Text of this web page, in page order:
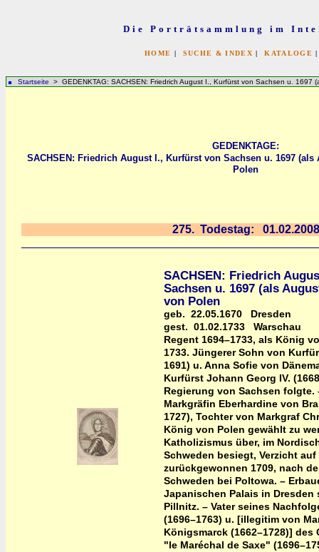
Die Porträtsammlung im
HOME | SUCHE & INDEX |KATALOGE
Startseite > GEDENKTAG: SACHSEN: Friedrich August I., Kurfürst von Sachsen u. 1697
GEDENKTAGE:
SACHSEN: Friedrich August I., Kurfürst von Sachsen u. 1697
Polen
275. Todestag: 01.02.2008
SACHSEN: Friedrich
Sachsen u. 1697 (als
von Polen
geb. 22.05.1670 Dresden
gest. 01.02.1733 Warschau
Regent 1694–1733, als König
1733. Jüngerer Sohn von
1691) u. Anna Sofie von
Kurfürst Johann Georg IV.
Regierung von Sachsen folgte.
Markgräfin Eberhardine von
1727), Tochter von Markgraf
König von Polen gewählt zu
Katholizismus über, im
Schweden besiegt, Verzicht
zurückgewonnen 1709, nach
Schweden bei Poltowa. –
Japanischen Palais in Dresden
Pillnitz. – Vater seines
(1696–1763) u. [illegitim von
Königsmarck (1662–1728)]
"le Maréchal de Saxe"